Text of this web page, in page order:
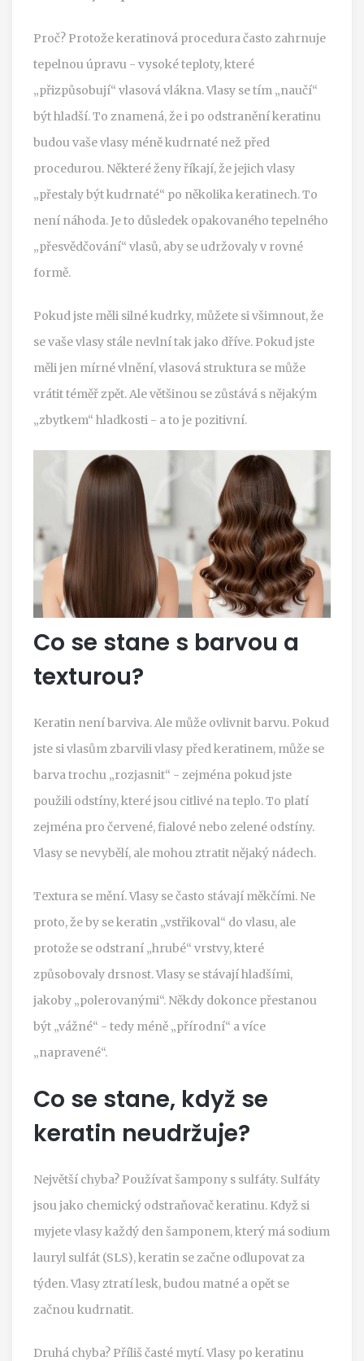
Proč? Protože keratinová procedura často zahrnuje
tepelnou úpravu - vysoké teploty, které
„přizpůsobují“ vlasová vlákna. Vlasy se tím „naučí“
být hladší. To znamená, že i po odstranění keratinu
budou vaše vlasy méně kudrnaté než před
procedurou. Některé ženy říkají, že jejich vlasy
„přestaly být kudrnaté“ po několika keratinech. To
není náhoda. Je to důsledek opakovaného tepelného
„přesvědčování“ vlasů, aby se udržovaly v rovné
formě.
Pokud jste měli silné kudrky, můžete si všimnout, že
se vaše vlasy stále nevlní tak jako dříve. Pokud jste
měli jen mírné vlnění, vlasová struktura se může
vrátit téměř zpět. Ale většinou se zůstává s nějakým
„zbytkem“ hladkosti - a to je pozitivní.
Co se stane s barvou a
texturou?
Keratin není barviva. Ale může ovlivnit barvu. Pokud
jste si vlasům zbarvili vlasy před keratinem, může se
barva trochu „rozjasnit“ - zejména pokud jste
použili odstíny, které jsou citlivé na teplo. To platí
zejména pro červené, fialové nebo zelené odstíny.
Vlasy se nevybělí, ale mohou ztratit nějaký nádech.
Textura se mění. Vlasy se často stávají měkčími. Ne
proto, že by se keratin „vstřikoval“ do vlasu, ale
protože se odstraní „hrubé“ vrstvy, které
způsobovaly drsnost. Vlasy se stávají hladšími,
jakoby „polerovanými“. Někdy dokonce přestanou
být „vážné“ - tedy méně „přírodní“ a více
„napravené“.
Co se stane, když se
keratin neudržuje?
Největší chyba? Používat šampony s sulfáty. Sulfáty
jsou jako chemický odstraňovač keratinu. Když si
myjete vlasy každý den šamponem, který má sodium
lauryl sulfát (SLS), keratin se začne odlupovat za
týden. Vlasy ztratí lesk, budou matné a opět se
začnou kudrnatit.
Druhá chyba? Příliš časté mytí. Vlasy po keratinu